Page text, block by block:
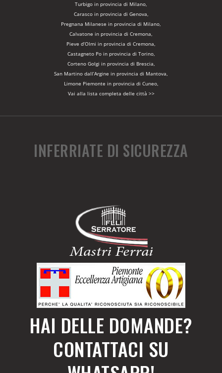
Turbigo in provincia di Milano,
Carasco in provincia di Genova,
Pregnana Milanese in provincia di Milano,
Calvatone in provincia di Cremona,
Pieve d’Olmi in provincia di Cremona,
Castagneto Po in provincia di Torino,
Corteno Golgi in provincia di Brescia,
San Martino dall’Argine in provincia di Mantova,
Limone Piemonte in provincia di Cuneo,
Vai alla lista completa delle città >>
INFERRIATE DI SICUREZZA
HAI DELLE DOMANDE?
CONTATTACI SU